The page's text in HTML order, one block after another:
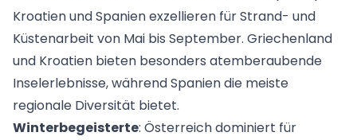
Kroatien und Spanien exzellieren für Strand- und
Küstenarbeit von Mai bis September. Griechenland
und Kroatien bieten besonders atemberaubende
Inselerlebnisse, während Spanien die meiste
regionale Diversität bietet.
Winterbegeisterte: Österreich dominiert für